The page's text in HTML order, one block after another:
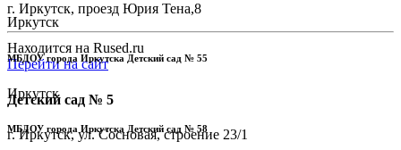
г. Иркутск, проезд Юрия Тена,8
Находится на Rused.ru
Перейти на сайт
Детский сад № 5
г. Иркутск, ул. Сосновая, строение 23/1
Иркутск
МБДОУ города Иркутска Детский сад № 55
Иркутск
МБДОУ города Иркутска Детский сад № 58